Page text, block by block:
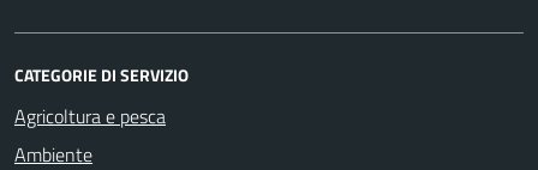
CATEGORIE DI SERVIZIO
Agricoltura e pesca
Ambiente